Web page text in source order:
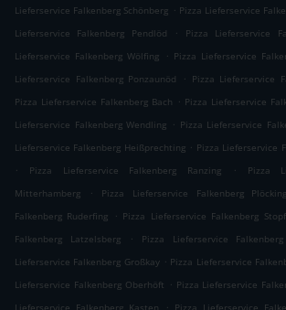
Lieferservice Falkenberg Schönberg . Pizza Lieferservice
Lieferservice Falkenberg Pendlöd
. Pizza Lieferservice
Lieferservice Falkenberg Wölfing
. Pizza Lieferservice
Lieferservice Falkenberg Ponzaunöd
. Pizza Lieferservice
Pizza Lieferservice Falkenberg Bach . Pizza Lieferservice
Lieferservice Falkenberg Wendling . Pizza Lieferservice
Lieferservice Falkenberg Heißprechting . Pizza Lieferservice
.
Pizza Lieferservice Falkenberg Ranzing .
Pizza
Mitterhamberg
. Pizza Lieferservice Falkenberg Plöcking
Falkenberg Ruderfing
. Pizza Lieferservice Falkenberg
Falkenberg Latzelsberg
. Pizza Lieferservice
Lieferservice Falkenberg Großkay . Pizza Lieferservice
Lieferservice Falkenberg Oberhöft . Pizza Lieferservice
.